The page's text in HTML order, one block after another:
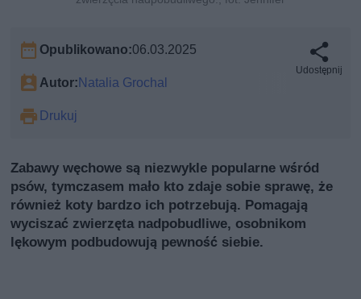
Opublikowano:06.03.2025
Autor:Natalia Grochal
Drukuj
Udostępnij
Zabawy węchowe są niezwykle popularne wśród
psów, tymczasem mało kto zdaje sobie sprawę, że
również koty bardzo ich potrzebują. Pomagają
wyciszać zwierzęta nadpobudliwe, osobnikom
lękowym podbudowują pewność siebie.